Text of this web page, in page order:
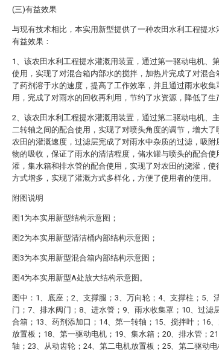
(三)有益效果
与现有技术相比，本实用新型提供了一种农田水利工程提
有益效果：
1、该农田水利工程提水灌溉用装置，通过第一驱动电机、
使用，实现了对混合箱内部水的搅拌，加热片完成了对混
了药剂溶于水的速度，提高了工作效率，并且通过雨水收集
用，完成了对雨水的回收再利用，节约了水资源，降低了生
2、该农田水利工程提水灌溉用装置，通过第二驱动电机、
二转轴之间的配合使用，实现了对喷头角度的调节，增大
农田的灌溉速度，过滤层完成了对雨水中杂质的过滤，吸
物的吸收，保证了雨水的清洁程度，储水罐与喷头的配合
灌，集水箱和排水管的配合使用，实现了对农田的浇灌，
方式增多，实现了灌溉方式多样化，方便了使用者的使用。
附图说明
图1为本实用新型结构示意图；
图2为本实用新型清洁桶内部结构示意图；
图3为本实用新型混合箱内部结构示意图；
图4为本实用新型A处放大结构示意图。
图中：1、底座；2、支撑腿；3、万向轮；4、支撑柱；5、
门；7、排水阀门；8、进水管；9、雨水收集罩；10、过滤
合箱；13、药剂添加口；14、第一转轴；15、搅拌叶；16
放置板；18、第一驱动电机；19、集水箱；20、排水管；
轴；23、从动齿轮；24、第二电机放置板；25、第二驱动电